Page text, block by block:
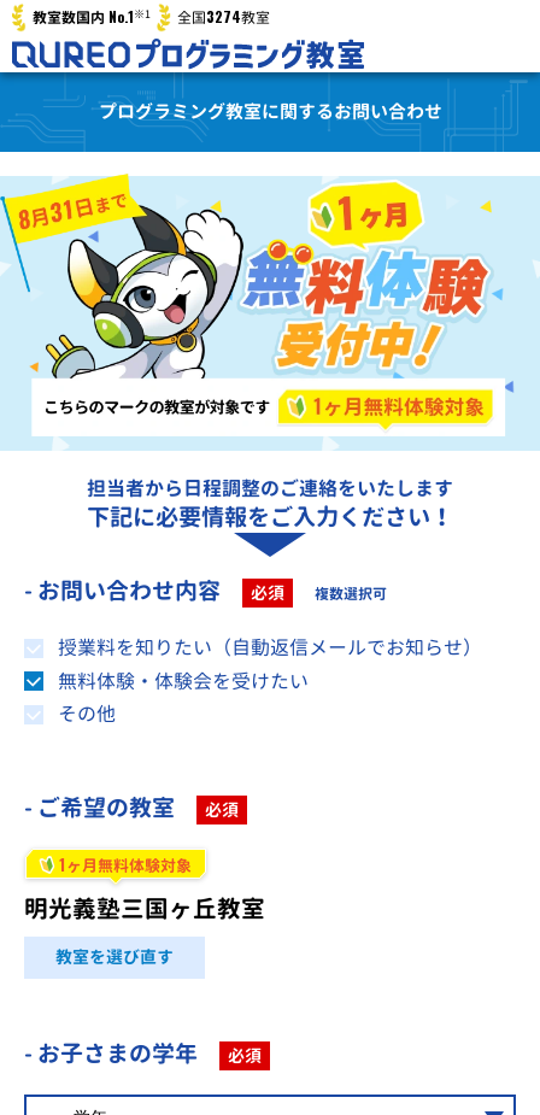
教室数国内 No.1※1 全国3274教室
プログラミング教室に関するお問い合わせ
担当者から日程調整のご連絡をいたします
下記に必要情報をご入力ください！
- お問い合わせ内容 必須 複数選択可
授業料を知りたい（自動返信メールでお知らせ）
無料体験・体験会を受けたい
その他
- ご希望の教室 必須
1ヶ月無料体験対象
明光義塾三国ヶ丘教室
教室を選び直す
- お子さまの学年 必須